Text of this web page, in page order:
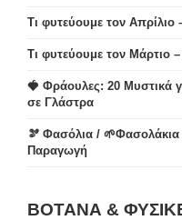
Τι φυτεύουμε τον
Τι φυτεύουμε τον Μάρτιο
🍓 Φράουλες: 20 Μυστικά
σε Γλάστρα
🫘 Φασόλια / 🌱Φασολάκια
Παραγωγή
ΒΟΤΑΝΑ &